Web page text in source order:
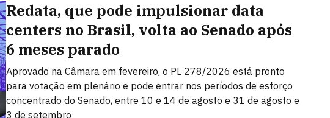
Redata, que pode impulsionar data
centers no Brasil, volta ao Senado após
6 meses parado
Aprovado na Câmara em fevereiro, o PL 278/2026 está pronto
para votação em plenário e pode entrar nos períodos de esforço
concentrado do Senado, entre 10 e 14 de agosto e 31 de agosto e
3 de setembro